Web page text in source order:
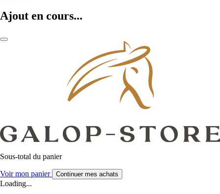
Ajout en cours...
Sous-total du panier
Voir mon panier Continuer mes achats
Loading...